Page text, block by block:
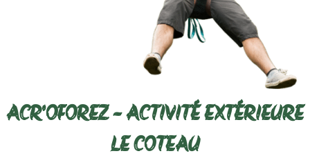
ACR'OFOREZ - ACTIVITÉ EXTÉRIEURE
LE COTEAU